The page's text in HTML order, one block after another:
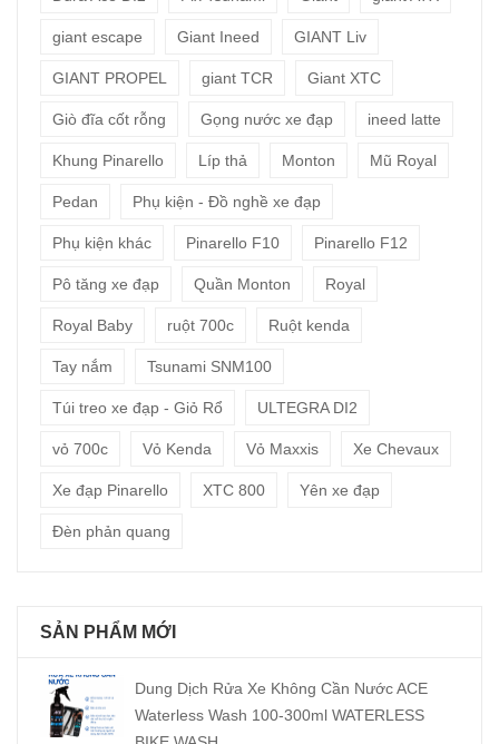
giant escape Giant Ineed GIANT Liv
GIANT PROPEL giant TCR Giant XTC
Giò đĩa cốt rỗng Gọng nước xe đạp ineed latte
Khung Pinarello Líp thả Monton Mũ Royal
Pedan Phụ kiện - Đồ nghề xe đạp
Phụ kiện khác Pinarello F10 Pinarello F12
Pô tăng xe đạp Quần Monton Royal
Royal Baby ruột 700c Ruột kenda
Tay nắm Tsunami SNM100
Túi treo xe đạp - Giỏ Rổ ULTEGRA DI2
vỏ 700c Vỏ Kenda Vỏ Maxxis Xe Chevaux
Xe đạp Pinarello XTC 800 Yên xe đạp
Đèn phản quang
SẢN PHẨM MỚI
Dung Dịch Rửa Xe Không Cần Nước ACE
Waterless Wash 100-300ml WATERLESS